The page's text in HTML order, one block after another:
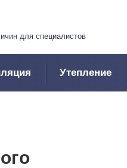
для специалистов
Утепление